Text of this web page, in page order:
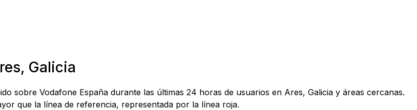
Galicia
sobre Vodafone España durante las últimas 24 horas de usuarios en Ares, Galicia y áreas cercanas.
que la línea de referencia, representada por la línea roja.